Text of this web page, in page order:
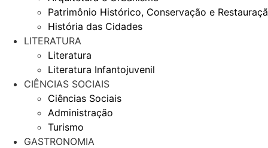
Patrimônio Histórico, Conservação e
História das Cidades
LITERATURA
Literatura
Literatura Infantojuvenil
CIÊNCIAS SOCIAIS
Ciências Sociais
Administração
Turismo
GASTRONOMIA